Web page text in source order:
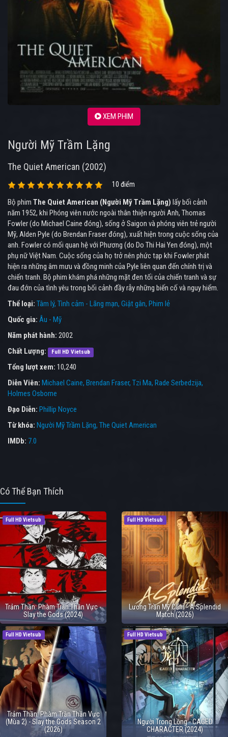
XEM PHIM
Người Mỹ Trầm Lặng
The Quiet American (2002)
10 điểm
Bộ phim The Quiet American (Người Mỹ Trầm Lặng) lấy bối cảnh
năm 1952, khi Phóng viên nước ngoài thân thiện người Anh, Thomas
Fowler (do Michael Caine đóng), sống ở Saigon và phóng viên trẻ người
Mỹ, Alden Pyle (do Brendan Fraser đóng), xuất hiện trong cuộc sống của
anh. Fowler có mối quan hệ với Phương (do Do Thi Hai Yen đóng), một
phụ nữ Việt Nam. Cuộc sống của họ trở nên phức tạp khi Fowler phát
hiện ra những âm mưu và đồng minh của Pyle liên quan đến chính trị và
chiến tranh. Bộ phim khám phá những mặt đen tối của chiến tranh và sự
đau đớn của tình yêu trong bối cảnh đầy rẫy những biến cố và nguy hiểm.
Thể loại: Tâm lý Tình cảm - Lãng mạn Giật gân Phim lẻ
Quốc gia: Âu - Mỹ
Năm phát hành: 2002
Chất Lượng:
Full HD Vietsub
Tổng lượt xem: 10,240
Diễn Viên: Michael Caine Brendan Fraser Tzi Ma Rade Serbedzija
Holmes Osborne
Đạo Diễn: Phillip Noyce
Từ khóa: Người Mỹ Trầm Lặng, The Quiet American
IMDb: 7.0
Có Thể Bạn Thích
Full HD Vietsub
Trảm Thần: Phàm Trần Thần Vực -
Slay the Gods (2024)
Full HD Vietsub
Lương Trần Mỹ Cẩm - A Splendid
Match (2026)
Full HD Vietsub
Trảm Thần: Phàm Trần Thần Vực
(Mùa 2) - Slay the Gods Season 2
(2026)
Full HD Vietsub
Người Trong Lồng - CAGED
CHARACTER (2024)